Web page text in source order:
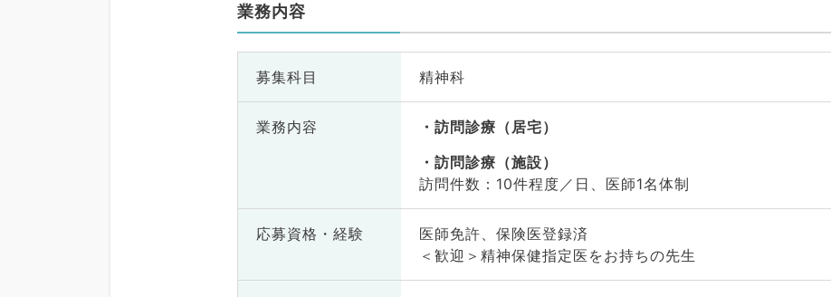
業務内容
募集科目 精神科
業務内容
訪問診療（居宅）
訪問診療（施設）
訪問件数：10件程度／日、医師1名体制
応募資格・ 経験
医師免許、保険医登録済
＜歓迎＞精神保健指定医をお持ちの先生